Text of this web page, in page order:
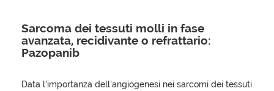
Sarcoma dei tessuti molli in fase
avanzata, recidivante o refrattario:
Pazopanib
Data l’importanza dell’angiogenesi nei sarcomi dei tessuti